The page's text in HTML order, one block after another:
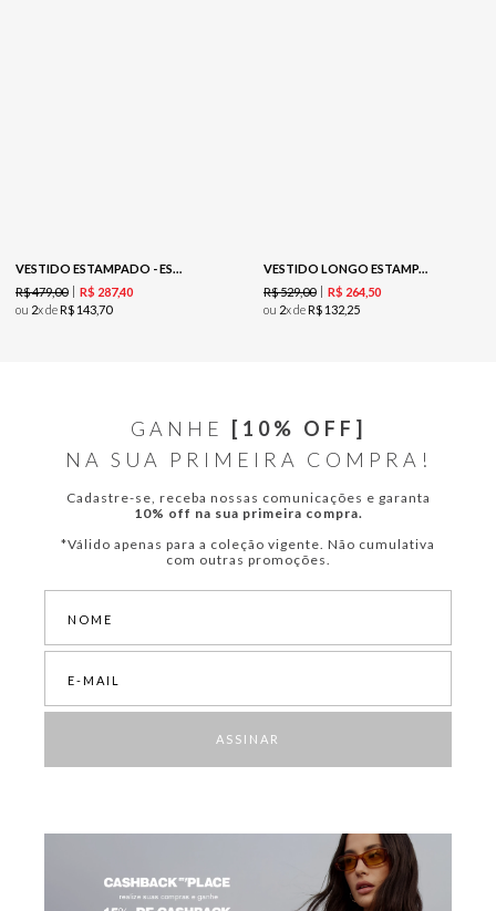
VESTIDO ESTAMPADO - EST BARRADO DEGRADEE
R$479,00 R$ 287,40
ou 2x deR$ 14370
VESTIDO LONGO ESTAMPADO COM DECOTE V-EST FLORAL BOHO
R$529,00 R$ 264 50
ou 2x deR$ 132 25
GANHE
[10% OFF]
NA SUA PRIMEIRA COMPRA!
Cadastre-se, receba nossas comunicações e garanta
10% off na sua primeira compra.
*Válido apenas para a coleção vigente. Não cumulativa
com outras promoções.
ASSINAR